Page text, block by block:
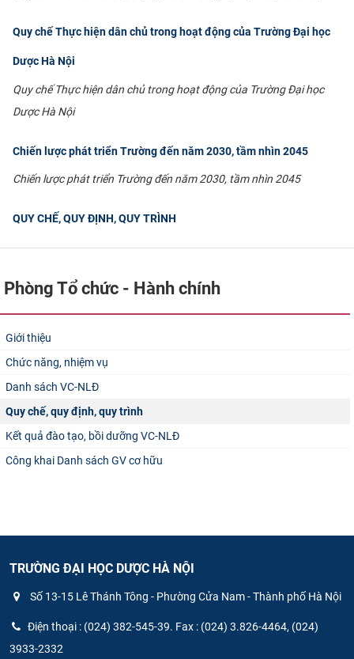
Quy chế Thực hiện dân chủ trong hoạt động của Trường Đại học
Dược Hà Nội
Quy chế Thực hiện dân chủ trong hoạt động của Trường Đại học
Dược Hà Nội
Chiến lược phát triển Trường đến năm 2030, tầm nhìn 2045
Chiến lược phát triển Trường đến năm 2030, tầm nhìn 2045
QUY CHẾ, QUY ĐỊNH, QUY TRÌNH
Phòng Tổ chức - Hành chính
Giới thiệu
Chức năng, nhiệm vụ
Danh sách VC-NLĐ
Quy chế, quy định, quy trình
Kết quả đào tạo, bồi dưỡng VC-NLĐ
Công khai Danh sách GV cơ hữu
TRƯỜNG ĐẠI HỌC DƯỢC HÀ NỘI
Số 13-15 Lê Thánh Tông - Phường Cửa Nam - Thành phố Hà Nội
Điện thoại : (024) 382-545-39. Fax : (024) 3.826-4464, (024)
3933-2332